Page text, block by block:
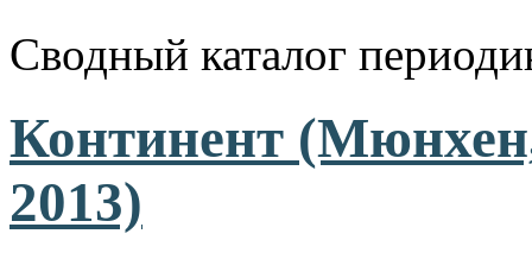
Сводный каталог
Континент
2013)